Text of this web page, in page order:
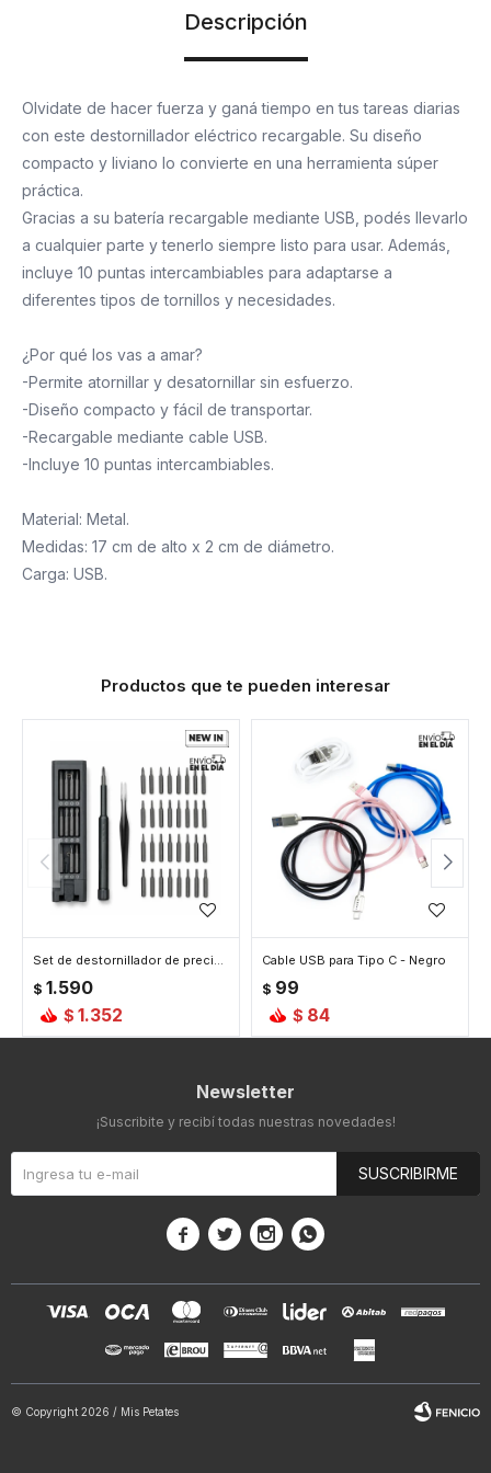
Descripción
Olvidate de hacer fuerza y ganá tiempo en tus tareas diarias
con este destornillador eléctrico recargable. Su diseño
compacto y liviano lo convierte en una herramienta súper
práctica.
Gracias a su batería recargable mediante USB, podés llevarlo
a cualquier parte y tenerlo siempre listo para usar. Además,
incluye 10 puntas intercambiables para adaptarse a
diferentes tipos de tornillos y necesidades.
¿Por qué los vas a amar?
-Permite atornillar y desatornillar sin esfuerzo.
-Diseño compacto y fácil de transportar.
-Recargable mediante cable USB.
-Incluye 10 puntas intercambiables.
Material: Metal.
Medidas: 17 cm de alto x 2 cm de diámetro.
Carga: USB.
Productos que te pueden interesar
Set de destornillador de precisión - Gris
$ 1.590
$ 1.352
Cable USB para Tipo C - Negro
$ 99
$ 84
Newsletter
¡Suscribite y recibí todas nuestras novedades!
SUSCRIBIRME
   
© Copyright 2026 / Mis Petates